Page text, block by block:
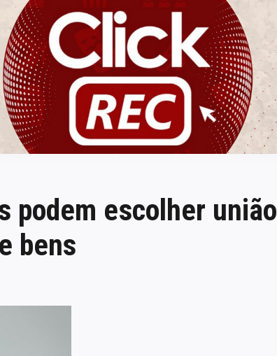
ClickREC
podem escolher união
bens